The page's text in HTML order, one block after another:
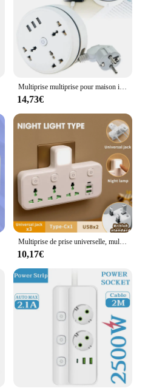
Multiprise multiprise pour maison intelligente, prise UE, prise secteur, rallonge, filtre réseau électrique, ports USB, charge rapide
14,73€
Multiprise de prise universelle, multiprise AC, prise murale de contrôle séparée avec USB, charge rapide, adaptateur de prise multiprise, EU, US, UK
10,17€